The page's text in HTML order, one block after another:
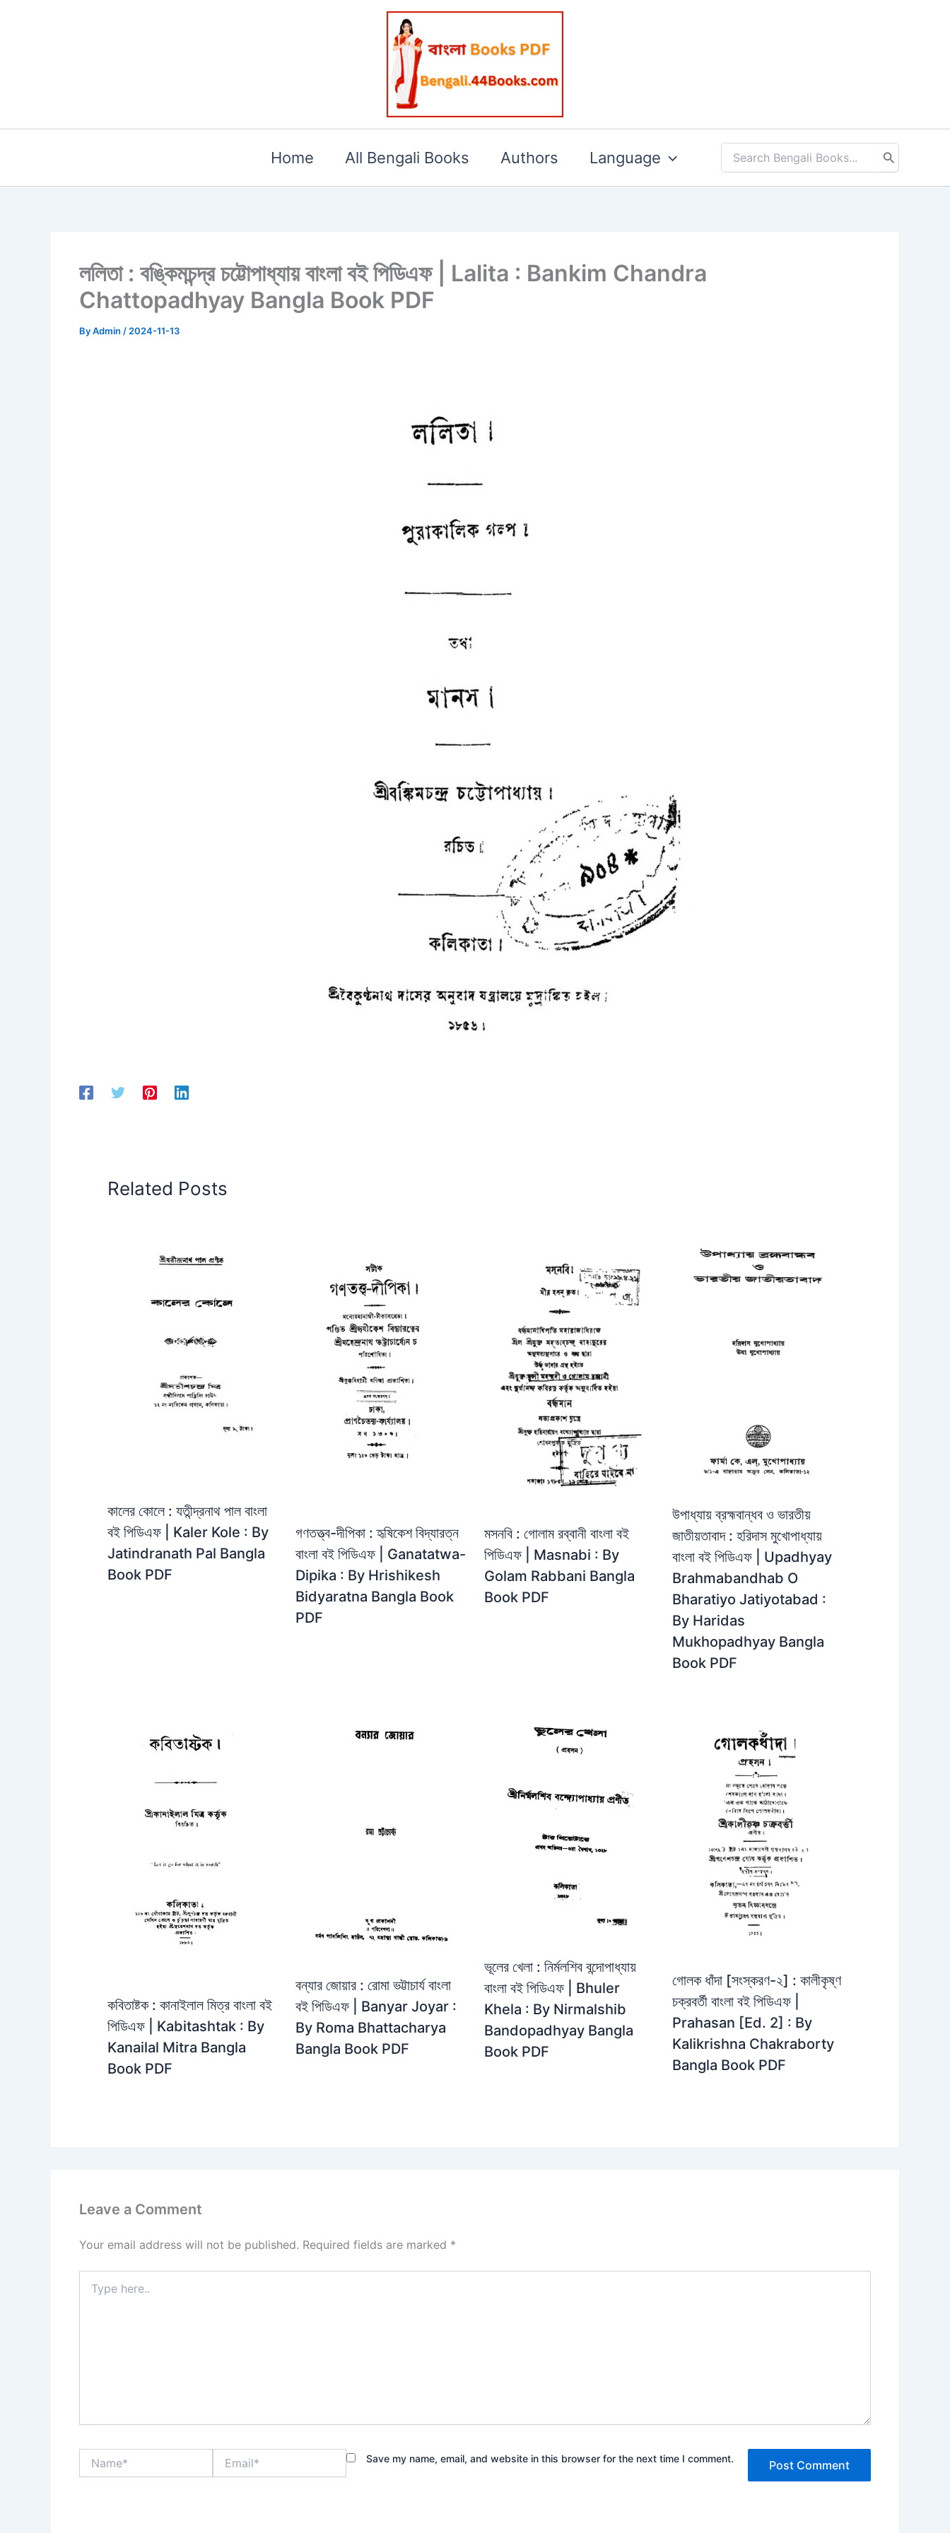
Home All Bengali Books Authors Language
Search
ললিতা : বঙ্কিমচন্দ্র চট্টোপাধ্যায় বাংলা বই পিডিএফ | Lalita : Bankim Chandra
Chattopadhyay Bangla Book PDF
ByAdmin / 2024-11-13
Related Posts
কালের কোলে : যতীন্দ্রনাথ পাল বাংলা
বই পিডিএফ | Kaler Kole : By
Jatindranath Pal Bangla
Book PDF
গণতত্ত্ব-দীপিকা : হৃষিকেশ বিদ্যারত্ন
বাংলা বই পিডিএফ | Ganatatwa-
Dipika : By Hrishikesh
Bidyaratna Bangla Book
PDF
মসনবি : গোলাম রব্বানী বাংলা বই
পিডিএফ | Masnabi : By
Golam Rabbani Bangla
Book PDF
উপাধ্যায় ব্রহ্মবান্ধব ও ভারতীয়
জাতীয়তাবাদ : হরিদাস মুখোপাধ্যায়
বাংলা বই পিডিএফ | Upadhyay
Brahmabandhab O
Bharatiyo Jatiyotabad :
By Haridas
Mukhopadhyay Bangla
Book PDF
কবিতাষ্টক : কানাইলাল মিত্র বাংলা বই
পিডিএফ | Kabitashtak : By
Kanailal Mitra Bangla
Book PDF
বন্যার জোয়ার : রোমা ভট্টাচার্য বাংলা
বই পিডিএফ | Banyar Joyar :
By Roma Bhattacharya
Bangla Book PDF
ভূলের খেলা : নির্মলশিব বন্দোপাধ্যায়
বাংলা বই পিডিএফ | Bhuler
Khela : By Nirmalshib
Bandopadhyay Bangla
Book PDF
গোলক ধাঁদা [সংস্করণ-২] : কালীকৃষ্ণ
চক্রবর্তী বাংলা বই পিডিএফ |
Prahasan [Ed. 2] : By
Kalikrishna Chakraborty
Bangla Book PDF
Leave a Comment
Your email address will not be published. Required fields are marked *
here..
Save my name, email, and website in this browser for the next time I comment.